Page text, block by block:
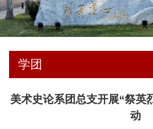
学团
美术史论系团总支开展“祭英
动